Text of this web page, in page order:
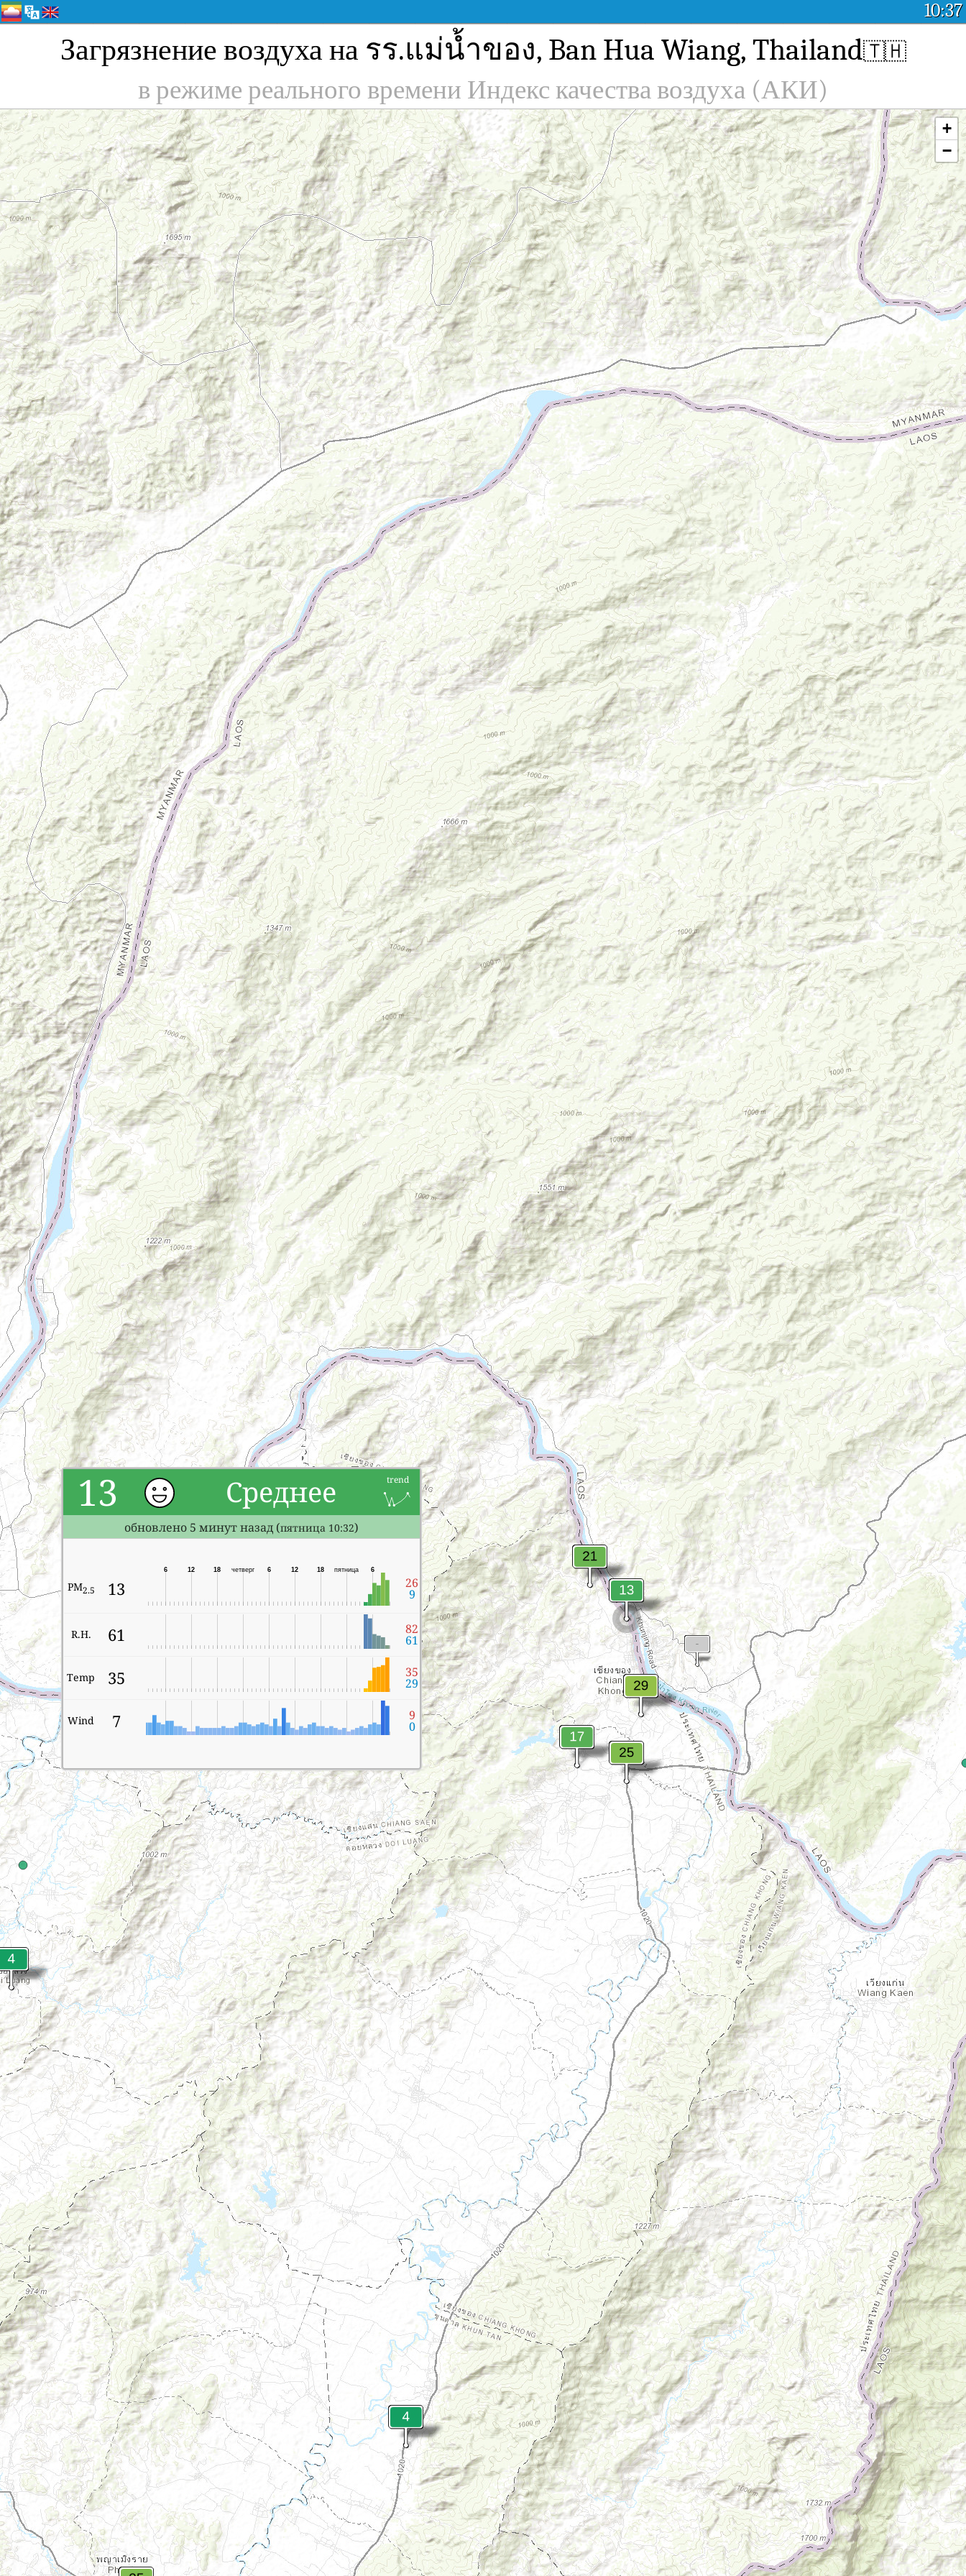
10:37
Загрязнение воздуха на รร.แม่น้ำของ, Ban Hua Wiang, Thailand🇹🇭
в режиме реального времени Индекс качества воздуха (АКИ)
13 Среднее trend
обновлено 5 минут назад (пятница 10:32)
PM2.5 13
6
пятница
18
12
6
четверг
18
12
6
26
9
R.H. 61 82
61
Temp 35 35
29
Wind 7 9
0
+
−